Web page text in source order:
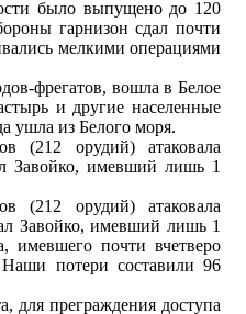
было выпущено до 120
гарнизон сдал почти
мелкими операциями
фрегатов, вошла в Белое
и другие населенные
ушла из Белого моря.
(212 орудий) атаковала
Завойко, имевший лишь 1
(212 орудий) атаковала
Завойко, имевший лишь 1
имевшего почти вчетверо
потери составили 96
для преграждения доступа